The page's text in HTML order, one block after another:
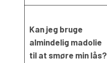
Kan jeg bruge
almindelig madolie
til at smøre min lås?